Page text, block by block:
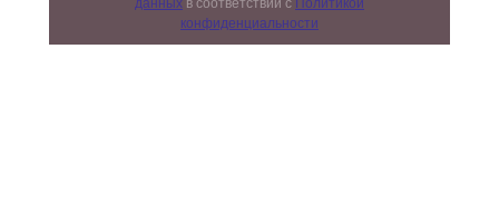
данных в соответствии с Политикой
конфиденциальности